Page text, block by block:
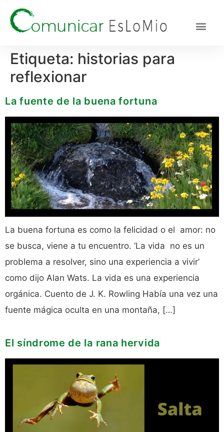
Etiqueta: historias para
reflexionar
La fuente de la buena fortuna
La buena fortuna es como la felicidad o el amor: no
se busca, viene a tu encuentro. ‘La vida no es un
problema a resolver, sino una experiencia a vivir’
como dijo Alan Wats. La vida es una experiencia
orgánica. Cuento de J. K. Rowling Había una vez una
fuente mágica oculta en una montaña, […]
El síndrome de la rana hervida